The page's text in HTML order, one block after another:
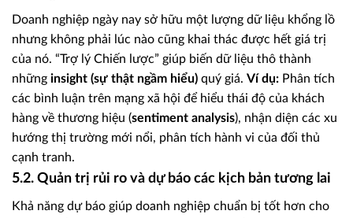
Doanh nghiệp ngày nay sở hữu một lượng dữ liệu khổng lồ
nhưng không phải lúc nào cũng khai thác được hết giá trị
của nó. “Trợ lý Chiến lược” giúp biến dữ liệu thô thành
những insight (sự thật ngầm hiểu) quý giá. Ví dụ: Phân tích
các bình luận trên mạng xã hội để hiểu thái độ của khách
hàng về thương hiệu (sentiment analysis), nhận diện các xu
hướng thị trường mới nổi, phân tích hành vi của đối thủ
cạnh tranh.
5.2. Quản trị rủi ro và dự báo các kịch bản tương lai
Khả năng dự báo giúp doanh nghiệp chuẩn bị tốt hơn cho